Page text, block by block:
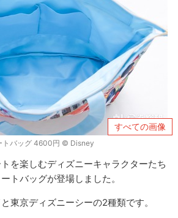
すべての画像
トバッグ 4600円 © Disney
を楽しむディズニーキャラクターたち
トバッグが登場しました。
東京ディズニーシーの2種類です。